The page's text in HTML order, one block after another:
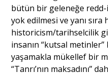
bütün bir geleneğe redd-i
yok edilmesi ve yanı
historicism/tarihselcilik
insanın “kutsal metinler”
yaşamakla mükellef bir
“Tanrı’nın maksadını”